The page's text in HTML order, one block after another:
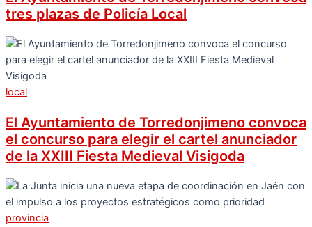
tres plazas de Policía Local
local
El Ayuntamiento de Torredonjimeno convoca
el concurso para elegir el cartel anunciador
de la XXIII Fiesta Medieval Visigoda
provincia